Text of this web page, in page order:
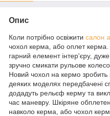
Опис
Коли потрібно освіжити салон
чохол керма, або оплет
гарний елемент інтер'єру,
зручно смикати рульове
Новий чохол на кермо
деяких моделях передбачені
додадуть рельєф керму та
час маневру. Шкіряне
навколо керма, або чохол